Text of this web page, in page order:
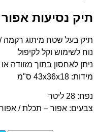
תיק נסיעות
תיק בעל שטח מיתוג רקמה
נוח לשימוש וקל לקיפול
ניתן לאחסון בתוך מזוודה
מידות: 43x36x18 ס"מ
נפח: 28 ליטר
צבעים: אפור – תכלת /